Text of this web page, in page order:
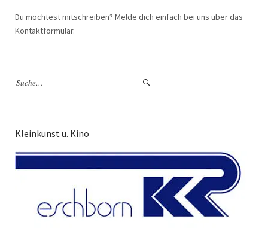
Du möchtest mitschreiben? Melde dich einfach bei uns über das
Kontaktformular.
Kleinkunst u. Kino